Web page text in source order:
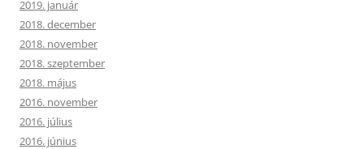
2019. január
2018. december
2018. november
2018. szeptember
2018. május
2016. november
2016. július
2016. június